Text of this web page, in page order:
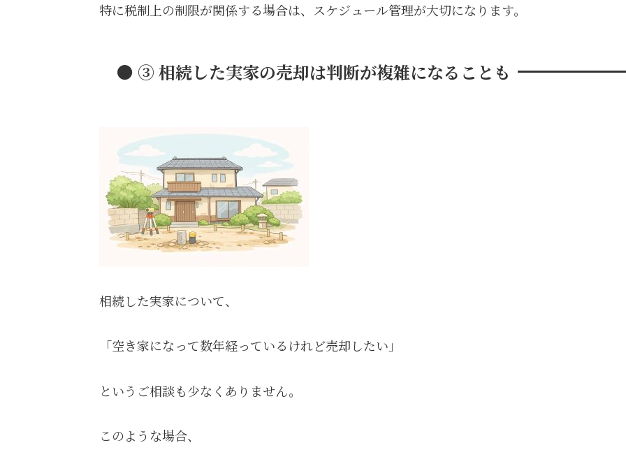
特に税制上の制限が関係する場合は、スケジュール管理が大切になります。
● ③ 相続した実家の売却は判断が複雑になることも
相続した実家について、
「空き家になって数年経っているけれど売却したい」
というご相談も少なくありません。
このような場合、